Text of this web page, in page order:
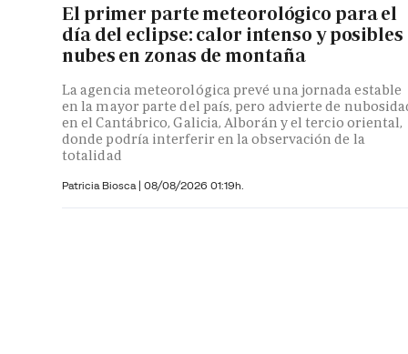
El primer parte meteorológico para el
día del eclipse: calor intenso y posibles
nubes en zonas de montaña
La agencia meteorológica prevé una jornada estable
en la mayor parte del país, pero advierte de
en el Cantábrico, Galicia, Alborán y el tercio oriental,
donde podría interferir en la observación de la
totalidad
Patricia Biosca | 08/08/2026 01:19h.